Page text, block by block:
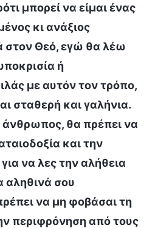
μπορεί να είμαι ένας
κι ανάξιος
Θεό, εγώ θα λέω
ή
με αυτόν τον τρόπο,
σταθερή και γαλήνια.
άνθρωπος, θα πρέπει να
και την
να λες την αλήθεια
αληθινά σου
να μη φοβάσαι τη
περιφρόνηση από τους